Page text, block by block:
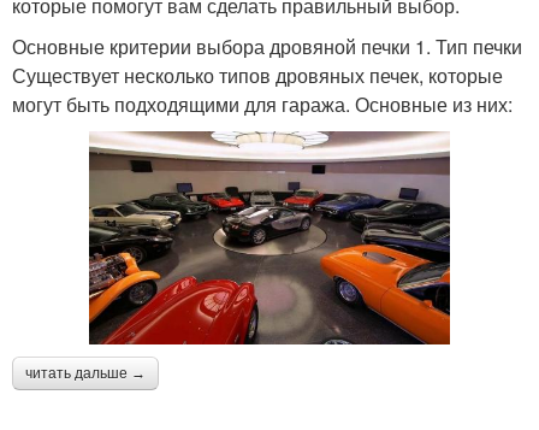
которые помогут вам сделать правильный выбор.
Основные критерии выбора дровяной печки 1. Тип печки
Существует несколько типов дровяных печек, которые
могут быть подходящими для гаража. Основные из них:
читать дальше →